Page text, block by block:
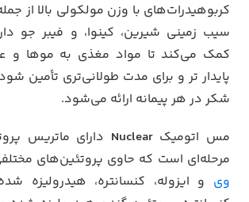
کربوهیدرات‌های با وزن مولکولی بالا از
سیب زمینی شیرین، کینوا، و فیبر جو
کمک می‌کند تا مواد مغذی به موها و
پایدار تر و برای مدت طولانی‌تری تأمین
شکر در هر پیمانه ارائه می‌شود.
مس اتومیکNuclear دارای ماتریس
مرحله‌ای است که حاوی پروتئین‌های
وی و ایزوله، کنسانتره، هیدرولیزه